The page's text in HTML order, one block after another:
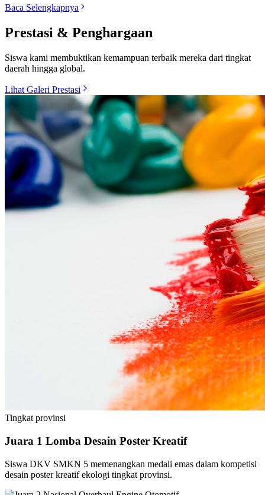
Baca Selengkapnya
Prestasi & Penghargaan
Siswa kami membuktikan kemampuan terbaik mereka dari tingkat
daerah hingga global.
Lihat Galeri Prestasi
Tingkat provinsi
Juara 1 Lomba Desain Poster Kreatif
Siswa DKV SMKN 5 memenangkan medali emas dalam kompetisi
desain poster kreatif ekologi tingkat provinsi.